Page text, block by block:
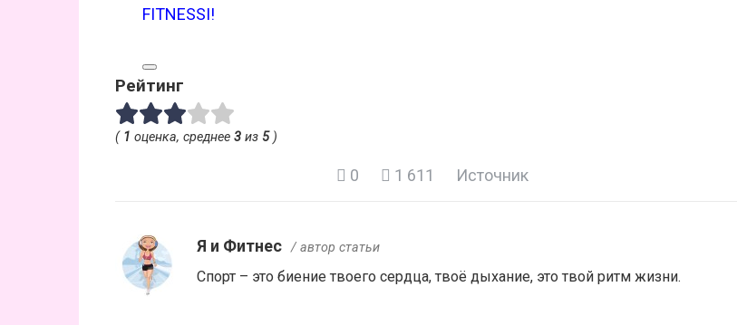
FITNESSI!
Рейтинг
( 1 оценка, среднее 3 из 5)
0 1 611 Источник
Я и Фитнес / автор статьи
Спорт – это биение твоего сердца, твоё дыхание, это твой ритм жизни.